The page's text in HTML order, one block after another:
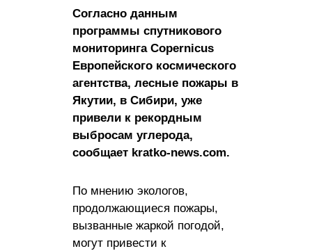
Согласно данным
программы спутникового
мониторинга Copernicus
Европейского космического
агентства, лесные пожары в
Якутии, в Сибири, уже
привели к рекордным
выбросам углерода,
сообщает kratko-news.com.
По мнению экологов,
продолжающиеся пожары,
вызванные жаркой погодой,
могут привести к